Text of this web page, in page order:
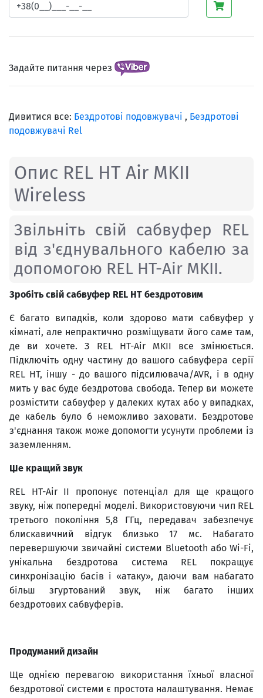
Задайте питання через
Дивитися все: Бездротові подовжувачі , Бездротові
подовжувачі Rel
Опис REL HT Air MKII
Wireless
Звільніть свій сабвуфер REL
від з'єднувального кабелю за
допомогою REL HT-Air MKII.
Зробіть свій сабвуфер REL HT бездротовим
Є багато випадків, коли здорово мати сабвуфер у
кімнаті, але непрактично розміщувати його саме там,
де ви хочете. З REL HT-Air MKII все змінюється.
Підключіть одну частину до вашого сабвуфера серії
REL HT, іншу - до вашого підсилювача/AVR, і в одну
мить у вас буде бездротова свобода. Тепер ви можете
розмістити сабвуфер у далеких кутах або у випадках,
де кабель було б неможливо заховати. Бездротове
з'єднання також може допомогти усунути проблеми із
заземленням.
Ще кращий звук
REL HT-Air II пропонує потенціал для ще кращого
звуку, ніж попередні моделі. Використовуючи чип REL
третього покоління 5,8 ГГц, передавач забезпечує
блискавичний відгук близько 17 мс. Набагато
перевершуючи звичайні системи Bluetooth або Wi-Fi,
унікальна бездротова система REL покращує
синхронізацію басів і «атаку», даючи вам набагато
більш згуртований звук, ніж багато інших
бездротових сабвуферів.
Продуманий дизайн
Ще однією перевагою використання їхньої власної
бездротової системи є простота налаштування. Немає